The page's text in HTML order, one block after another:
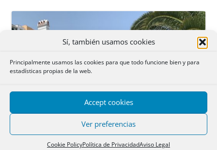
Sí, también usamos cookies
Principalmente usamos las cookies para que todo funcione bien y para
estadísticas propias de la web.
Accept cookies
Ver preferencias
Cookie PolicyPolítica de PrivacidadAviso Legal